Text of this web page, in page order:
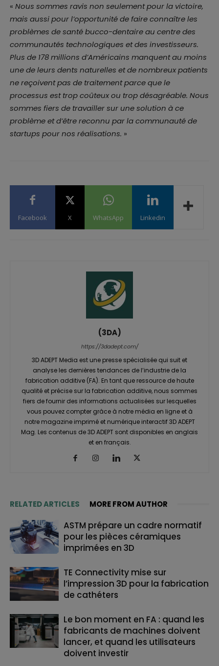
« Nous sommes ravis non seulement pour la victoire,
mais aussi pour l’opportunité de faire connaître les
problèmes de santé bucco-dentaire au centre des
communautés technologiques et des investisseurs.
Plus de 178 millions d’Américains manquent au moins
une de leurs dents naturelles et de nombreux patients
ne reçoivent pas de traitement parce que le
processus est trop coûteux ou trop désagréable. Nous
sommes fiers de travailler sur une solution à ce
problème et d’être reconnu par la communauté de
startups pour nos réalisations. »
Facebook X WhatsApp Linkedin
(3DA)
https://3dadept.com/
3D ADEPT Media est une presse spécialisée qui suit et
analyse les dernières tendances de l’industrie de la
fabrication additive (FA). En tant que ressource de haute
qualité et précise sur la fabrication additive, nous sommes
fiers de fournir des informations actualisées sur lesquelles
vous pouvez compter grâce à notre média en ligne et à
notre magazine imprimé et numérique interactif 3D ADEPT
Mag. Les contenus de 3D ADEPT sont disponibles en anglais
et en français.
RELATED ARTICLES MORE FROM AUTHOR
ASTM prépare un cadre normatif
pour les pièces céramiques
imprimées en 3D
TE Connectivity mise sur
l’impression 3D pour la fabrication
de cathéters
Le bon moment en FA : quand les
fabricants de machines doivent
lancer, et quand les utilisateurs
doivent investir